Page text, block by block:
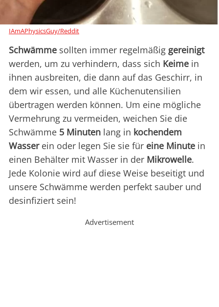
IAmAPhysicsGuy/Reddit
Schwämme sollten immer regelmäßig gereinigt
werden, um zu verhindern, dass sich Keime in
ihnen ausbreiten, die dann auf das Geschirr, in
dem wir essen, und alle Küchenutensilien
übertragen werden können. Um eine mögliche
Vermehrung zu vermeiden, weichen Sie die
Schwämme 5 Minuten lang in kochendem
Wasserein oder legen Sie sie für eine Minute in
einen Behälter mit Wasser in der Mikrowelle.
Jede Kolonie wird auf diese Weise beseitigt und
unsere Schwämme werden perfekt sauber und
desinfiziert sein!
Advertisement